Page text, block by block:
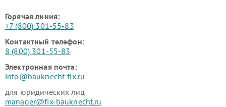
Горячая линия:
+7 (800) 301-55-83
Контактный телефон:
8 (800) 301-55-83
Электронная почта:
info@bauknecht-fix.ru
для юридических лиц
manager@fix-bauknecht.ru